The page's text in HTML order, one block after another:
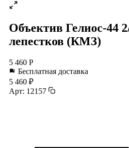
Объектив Гелиос-44
лепестков (КМЗ)
5 460 Р
Бесплатная доставка
5 460 ₽
Арт: 12157